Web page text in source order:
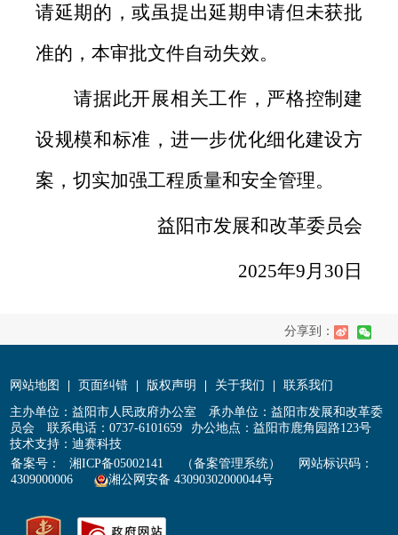
请延期的，或虽提出延期申请但未获批
准的，本审批文件自动失效。
请据此开展相关工作，严格控制建
设规模和标准，进一步优化细化建设方
案，切实加强工程质量和安全管理。
益阳市发展和改革委员会
2025年9月30日
分享到：
网站地图 | 页面纠错 | 版权声明 | 关于我们 |
联系我们
主办单位：益阳市人民政府办公室
承办单位：益阳市发展和改革委
员会
联系电话：0737-6101659
办公地点：益阳市鹿角园路123号
技术支持：迪赛科技
备案号：
湘ICP备05002141 （备案管理系统）
网站标识码：
4309000006
湘公网安备 43090302000044号